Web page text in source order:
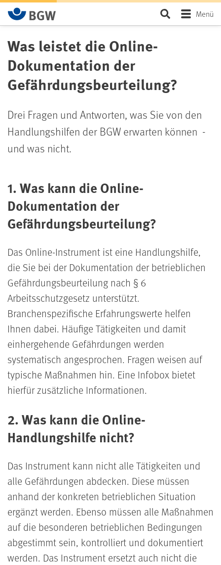
Zum Hauptinhalt springen SeiteMenü
Was leistet die Online-
Dokumentation der
Gefährdungsbeurteilung?
Drei Fragen und Antworten, was Sie von den
Handlungshilfen der BGW erwarten können -
und was nicht.
1. Was kann die Online-
Dokumentation der
Gefährdungsbeurteilung?
Das Online-Instrument ist eine Handlungshilfe,
die Sie bei der Dokumentation der betrieblichen
Gefährdungsbeurteilung nach § 6
Arbeitsschutzgesetz unterstützt.
Branchenspezifische Erfahrungswerte helfen
Ihnen dabei. Häufige Tätigkeiten und damit
einhergehende Gefährdungen werden
systematisch angesprochen. Fragen weisen auf
typische Maßnahmen hin. Eine Infobox bietet
hierfür zusätzliche Informationen.
2. Was kann die Online-
Handlungshilfe nicht?
Das Instrument kann nicht alle Tätigkeiten und
alle Gefährdungen abdecken. Diese müssen
anhand der konkreten betrieblichen Situation
ergänzt werden. Ebenso müssen alle Maßnahmen
auf die besonderen betrieblichen Bedingungen
abgestimmt sein, kontrolliert und dokumentiert
werden. Das Instrument ersetzt auch nicht die